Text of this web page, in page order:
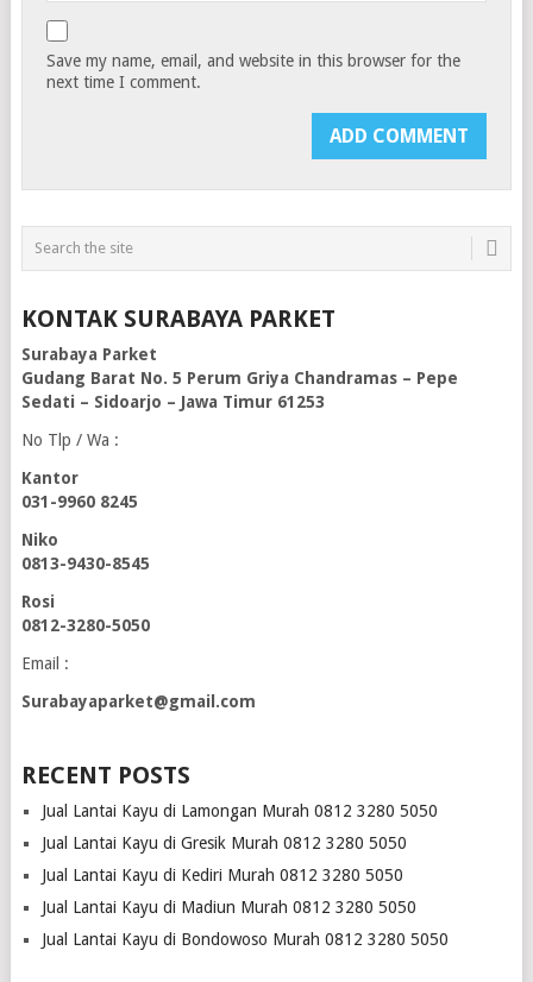
Save my name, email, and website in this browser for the
next time I comment.
KONTAK SURABAYA PARKET
Surabaya Parket
Gudang Barat No. 5 Perum Griya Chandramas – Pepe
Sedati – Sidoarjo – Jawa Timur 61253
No Tlp / Wa :
Kantor
031-9960 8245
Niko
0813-9430-8545
Rosi
0812-3280-5050
Email :
Surabayaparket@gmail.com
RECENT POSTS
Jual Lantai Kayu di Lamongan Murah 0812 3280 5050
Jual Lantai Kayu di Gresik Murah 0812 3280 5050
Jual Lantai Kayu di Kediri Murah 0812 3280 5050
Jual Lantai Kayu di Madiun Murah 0812 3280 5050
Jual Lantai Kayu di Bondowoso Murah 0812 3280 5050